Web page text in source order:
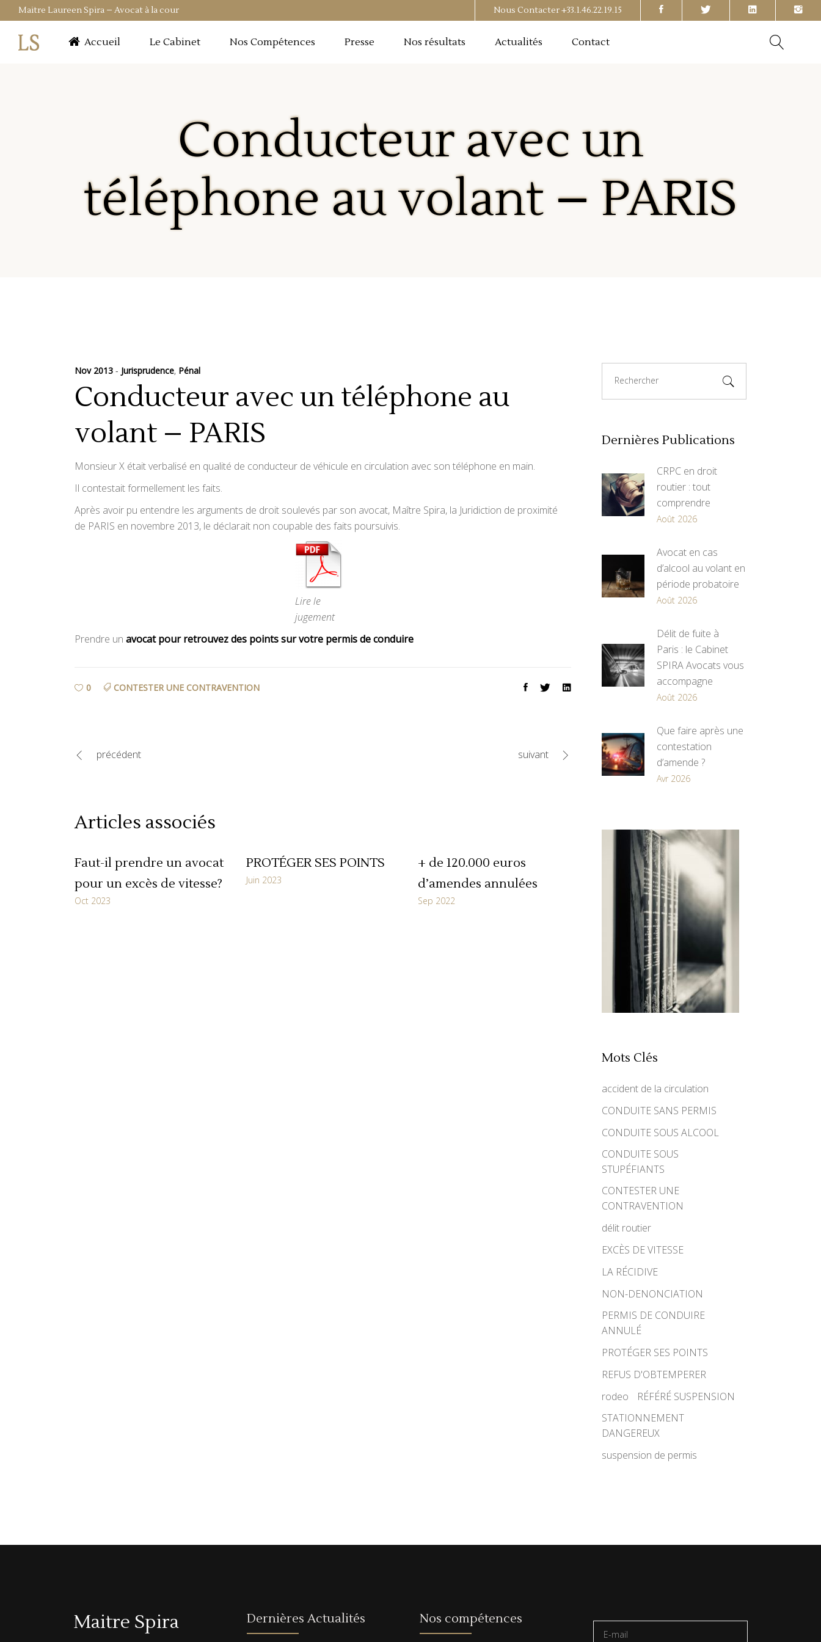
Maitre Laureen Spira – Avocat à la cour Nous Contacter+33.1.46.22.19.15
Accueil Le Cabinet Nos Compétences Presse Nos résultats Actualités Contact
Conducteur avec un
téléphone au volant – PARIS
Nov 2013 Jurisprudence, Pénal
Conducteur avec un téléphone au
volant – PARIS
Monsieur X était verbalisé en qualité de conducteur de véhicule en circulation avec son téléphone en main.
Il contestait formellement les faits.
Après avoir pu entendre les arguments de droit soulevés par son avocat, Maître Spira, la Juridiction de proximité
de PARIS en novembre 2013, le déclarait non coupable des faits poursuivis.
Lire le
jugement
Prendre un avocat pour retrouvez des points sur votre permis de conduire
0 CONTESTER UNE CONTRAVENTION
précédent suivant
Articles associés
Faut-il prendre un avocat
pour un excès de vitesse?
Oct 2023
PROTÉGER SES POINTS
Juin 2023
+ de 120.000 euros
d’amendes annulées
Sep 2022
for:
Dernières Publications
CRPC en droit
routier : tout
comprendre
Août 2026
Avocat en cas
d’alcool au volant en
période probatoire
Août 2026
Délit de fuite à
Paris : le Cabinet
SPIRA Avocats vous
accompagne
Août 2026
Que faire après une
contestation
d’amende ?
Avr 2026
Mots Clés
accident de la circulation
CONDUITE SANS PERMIS
CONDUITE SOUS ALCOOL
CONDUITE SOUS
STUPÉFIANTS
CONTESTER UNE
CONTRAVENTION
délit routier
EXCÈS DE VITESSE
LA RÉCIDIVE
NON-DENONCIATION
PERMIS DE CONDUIRE
ANNULÉ
PROTÉGER SES POINTS
REFUS D'OBTEMPERER
rodeo
RÉFÉRÉ SUSPENSION
STATIONNEMENT
DANGEREUX
suspension de permis
Maitre Spira Dernières Actualités Nos compétences